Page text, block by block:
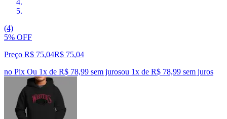
(4)
5% OFF
Preço R$ 75,04R$ 75,04
no Pix Ou 1x de R$ 78,99 sem jurosou 1x de R$ 78,99 sem juros